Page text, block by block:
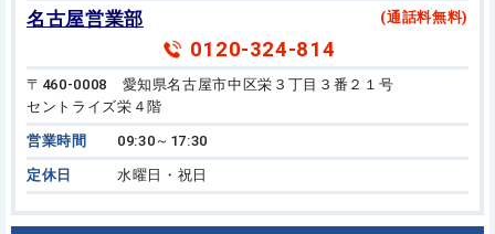
名古屋営業部
(通話料無料)
0120-324-814
〒460-0008 愛知県名古屋市中区栄３丁目３番２１号
セントライズ栄４階
営業時間 09:30～17:30
定休日 水曜日・祝日